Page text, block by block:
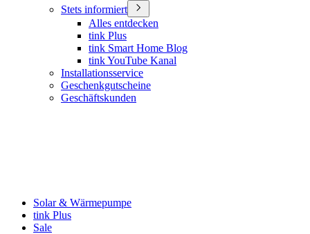
Stets informiert
Alles entdecken
tink Plus
tink Smart Home Blog
tink YouTube Kanal
Installationsservice
Geschenkgutscheine
Geschäftskunden
Solar & Wärmepumpe
tink Plus
Sale